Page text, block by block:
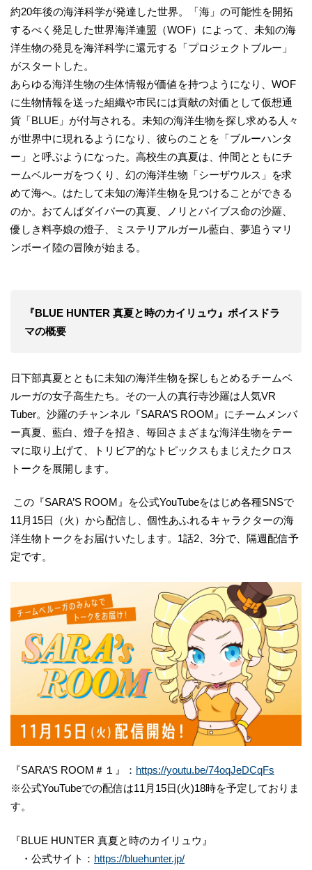
約20年後の海洋科学が発達した世界。「海」の可能性を開拓
するべく発足した世界海洋連盟（WOF）によって、未知の海
洋生物の発見を海洋科学に還元する「プロジェクトブルー」
がスタートした。
あらゆる海洋生物の生体情報が価値を持つようになり、WOF
に生物情報を送った組織や市民には貢献の対価として仮想通
貨「BLUE」が付与される。未知の海洋生物を探し求める人々
が世界中に現れるようになり、彼らのことを「ブルーハンタ
ー」と呼ぶようになった。高校生の真夏は、仲間とともにチ
ームベルーガをつくり、幻の海洋生物「シーザウルス」を求
めて海へ。はたして未知の海洋生物を見つけることができる
のか。おてんばダイバーの真夏、ノリとバイブス命の沙羅、
優しき料亭娘の燈子、ミステリアルガール藍白、夢追うマリ
ンボーイ陸の冒険が始まる。
『BLUE HUNTER 真夏と時のカイリュウ』ボイスドラ
マの概要
日下部真夏とともに未知の海洋生物を探しもとめるチームベ
ルーガの女子高生たち。その一人の真行寺沙羅は人気VR
Tuber。沙羅のチャンネル『SARA’S ROOM』にチームメンバ
ー真夏、藍白、燈子を招き、毎回さまざまな海洋生物をテー
マに取り上げて、トリビア的なトピックスもまじえたクロス
トークを展開します。
この『SARA’S ROOM』を公式YouTubeをはじめ各種SNSで
11月15日（火）から配信し、個性あふれるキャラクターの海
洋生物トークをお届けいたします。1話2、3分で、隔週配信予
定です。
『SARA’S ROOM＃１』： https://youtu.be/74oqJeDCqFs
※公式YouTubeでの配信は11月15日(火)18時を予定しておりま
す。
『BLUE HUNTER 真夏と時のカイリュウ』
・公式サイト： https://bluehunter.jp/